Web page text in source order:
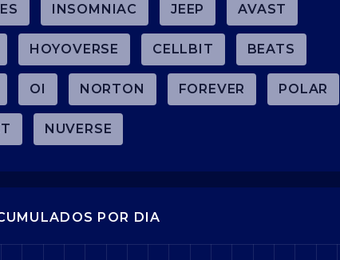
INSOMNIAC JEEP AVAST
HOYOVERSE CELLBIT BEATS
OI NORTON FOREVER POLAR
NUVERSE
POR DIA